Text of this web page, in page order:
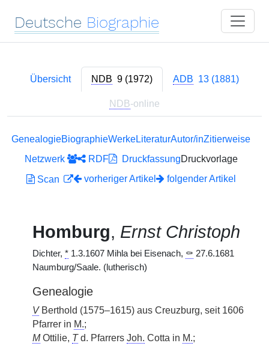
Deutsche Biographie
Übersicht NDB 9 (1972) ADB 13 (1881)
NDB-online
GenealogieBiographieWerkeLiteraturAutor/inZitierweise
Netzwerk
RDF DruckfassungDruckvorlage
Scan
vorheriger Artikel folgender Artikel
Homburg, Ernst Christoph
Dichter, * 1.3.1607 Mihla bei Eisenach, ⚰ 27.6.1681
Naumburg/Saale. (lutherisch)
Genealogie
VBerthold (1575–1615) aus Creuzburg, seit 1606
Pfarrer in M.;
MOttilie, Td. Pfarrers Joh. Cotta in M.;